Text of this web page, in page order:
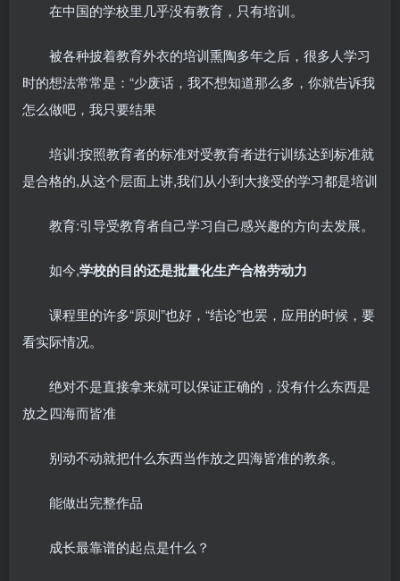
在中国的学校里几乎没有教育，只有培训。
被各种披着教育外衣的培训熏陶多年之后，很多人学习
时的想法常常是：“少废话，我不想知道那么多，你就告诉我
怎么做吧，我只要结果
培训:按照教育者的标准对受教育者进行训练达到标准就
是合格的,从这个层面上讲,我们从小到大接受的学习都是培训
教育:引导受教育者自己学习自己感兴趣的方向去发展。
如今,学校的目的还是批量化生产合格劳动力
课程里的许多“原则”也好，“结论”也罢，应用的时候，要
看实际情况。
绝对不是直接拿来就可以保证正确的，没有什么东西是
放之四海而皆准
别动不动就把什么东西当作放之四海皆准的教条。
能做出完整作品
成长最靠谱的起点是什么？